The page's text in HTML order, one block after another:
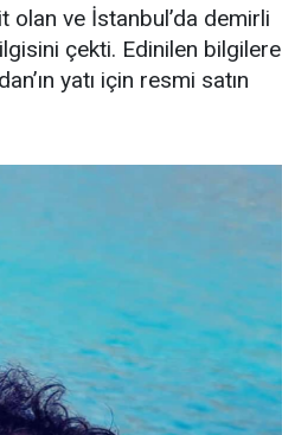
olan ve İstanbul’da demirli
çekti. Edinilen bilgilere
yatı için resmi satın